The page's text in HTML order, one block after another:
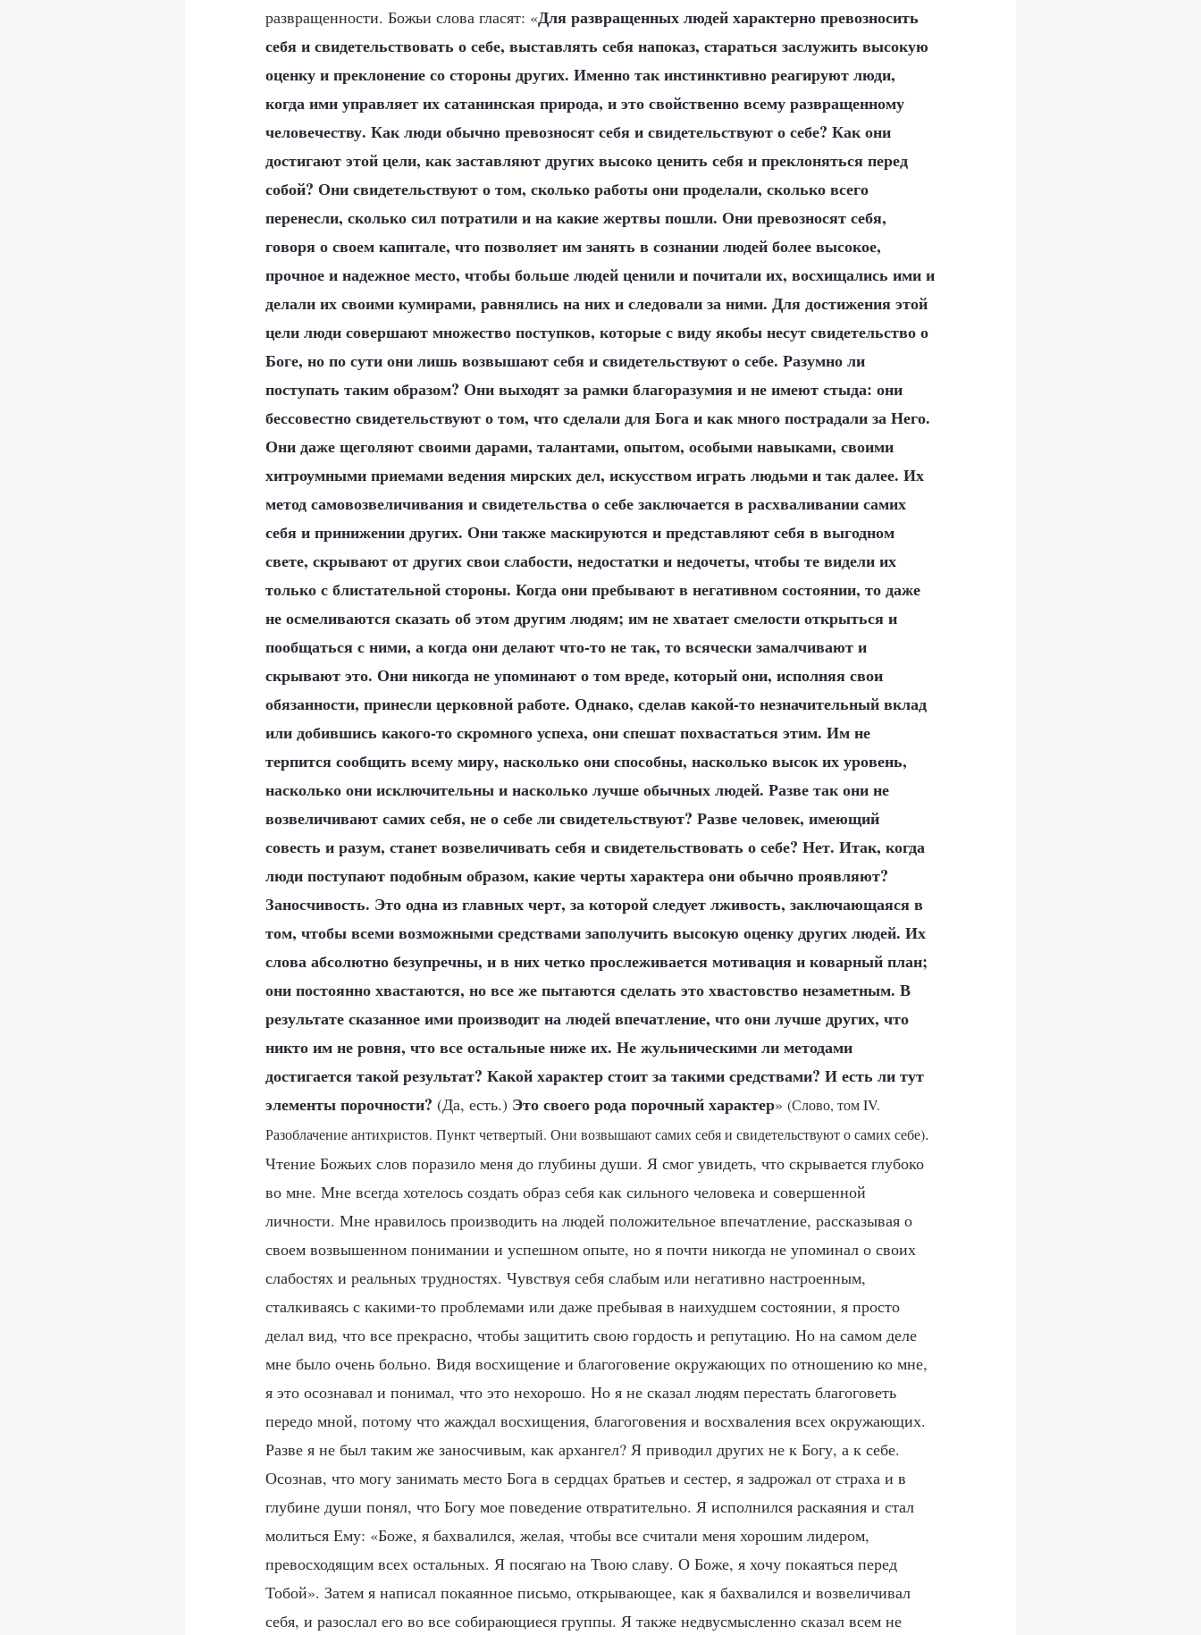
развращенности. Божьи слова гласят: «Для развращенных людей характерно превозносить
себя и свидетельствовать о себе, выставлять себя напоказ, стараться заслужить высокую
оценку и преклонение со стороны других. Именно так инстинктивно реагируют люди,
когда ими управляет их сатанинская природа, и это свойственно всему развращенному
человечеству. Как люди обычно превозносят себя и свидетельствуют о себе? Как они
достигают этой цели, как заставляют других высоко ценить себя и преклоняться перед
собой? Они свидетельствуют о том, сколько работы они проделали, сколько всего
перенесли, сколько сил потратили и на какие жертвы пошли. Они превозносят себя,
говоря о своем капитале, что позволяет им занять в сознании людей более высокое,
прочное и надежное место, чтобы больше людей ценили и почитали их, восхищались ими и
делали их своими кумирами, равнялись на них и следовали за ними. Для достижения этой
цели люди совершают множество поступков, которые с виду якобы несут свидетельство о
Боге, но по сути они лишь возвышают себя и свидетельствуют о себе. Разумно ли
поступать таким образом? Они выходят за рамки благоразумия и не имеют стыда: они
бессовестно свидетельствуют о том, что сделали для Бога и как много пострадали за Него.
Они даже щеголяют своими дарами, талантами, опытом, особыми навыками, своими
хитроумными приемами ведения мирских дел, искусством играть людьми и так далее. Их
метод самовозвеличивания и свидетельства о себе заключается в расхваливании самих
себя и принижении других. Они также маскируются и представляют себя в выгодном
свете, скрывают от других свои слабости, недостатки и недочеты, чтобы те видели их
только с блистательной стороны. Когда они пребывают в негативном состоянии, то даже
не осмеливаются сказать об этом другим людям; им не хватает смелости открыться и
пообщаться с ними, а когда они делают что-то не так, то всячески замалчивают и
скрывают это. Они никогда не упоминают о том вреде, который они, исполняя свои
обязанности, принесли церковной работе. Однако, сделав какой-то незначительный вклад
или добившись какого-то скромного успеха, они спешат похвастаться этим. Им не
терпится сообщить всему миру, насколько они способны, насколько высок их уровень,
насколько они исключительны и насколько лучше обычных людей. Разве так они не
возвеличивают самих себя, не о себе ли свидетельствуют? Разве человек, имеющий
совесть и разум, станет возвеличивать себя и свидетельствовать о себе? Нет. Итак, когда
люди поступают подобным образом, какие черты характера они обычно проявляют?
Заносчивость. Это одна из главных черт, за которой следует лживость, заключающаяся в
том, чтобы всеми возможными средствами заполучить высокую оценку других людей. Их
слова абсолютно безупречны, и в них четко прослеживается мотивация и коварный план;
они постоянно хвастаются, но все же пытаются сделать это хвастовство незаметным. В
результате сказанное ими производит на людей впечатление, что они лучше других, что
никто им не ровня, что все остальные ниже их. Не жульническими ли методами
достигается такой результат? Какой характер стоит за такими средствами? И есть ли тут
элементы порочности? (Да, есть.) Это своего рода порочный характер» (Слово, том IV.
Разоблачение антихристов. Пункт четвертый. Они возвышают самих себя и свидетельствуют о самих себе).
Чтение Божьих слов поразило меня до глубины души. Я смог увидеть, что скрывается глубоко
во мне. Мне всегда хотелось создать образ себя как сильного человека и совершенной
личности. Мне нравилось производить на людей положительное впечатление, рассказывая о
своем возвышенном понимании и успешном опыте, но я почти никогда не упоминал о своих
слабостях и реальных трудностях. Чувствуя себя слабым или негативно настроенным,
сталкиваясь с какими-то проблемами или даже пребывая в наихудшем состоянии, я просто
делал вид, что все прекрасно, чтобы защитить свою гордость и репутацию. Но на самом деле
мне было очень больно. Видя восхищение и благоговение окружающих по отношению ко мне,
я это осознавал и понимал, что это нехорошо. Но я не сказал людям перестать благоговеть
передо мной, потому что жаждал восхищения, благоговения и восхваления всех окружающих.
Разве я не был таким же заносчивым, как архангел? Я приводил других не к Богу, а к себе.
Осознав, что могу занимать место Бога в сердцах братьев и сестер, я задрожал от страха и в
глубине души понял, что Богу мое поведение отвратительно. Я исполнился раскаяния и стал
молиться Ему: «Боже, я бахвалился, желая, чтобы все считали меня хорошим лидером,
превосходящим всех остальных. Я посягаю на Твою славу. О Боже, я хочу покаяться перед
Тобой». Затем я написал покаянное письмо, открывающее, как я бахвалился и возвеличивал
себя, и разослал его во все собирающиеся группы. Я также недвусмысленно сказал всем не